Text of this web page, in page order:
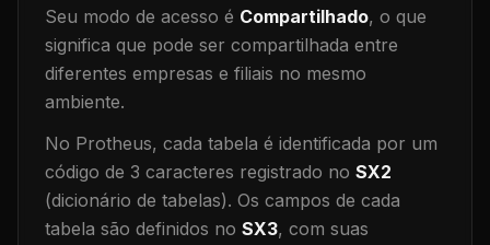
Seu modo de acesso é Compartilhado, o que
significa que pode ser compartilhada entre
diferentes empresas e filiais no mesmo
ambiente.
No Protheus, cada tabela é identificada por um
código de 3 caracteres registrado no SX2
(dicionário de tabelas). Os campos de cada
tabela são definidos no SX3, com suas